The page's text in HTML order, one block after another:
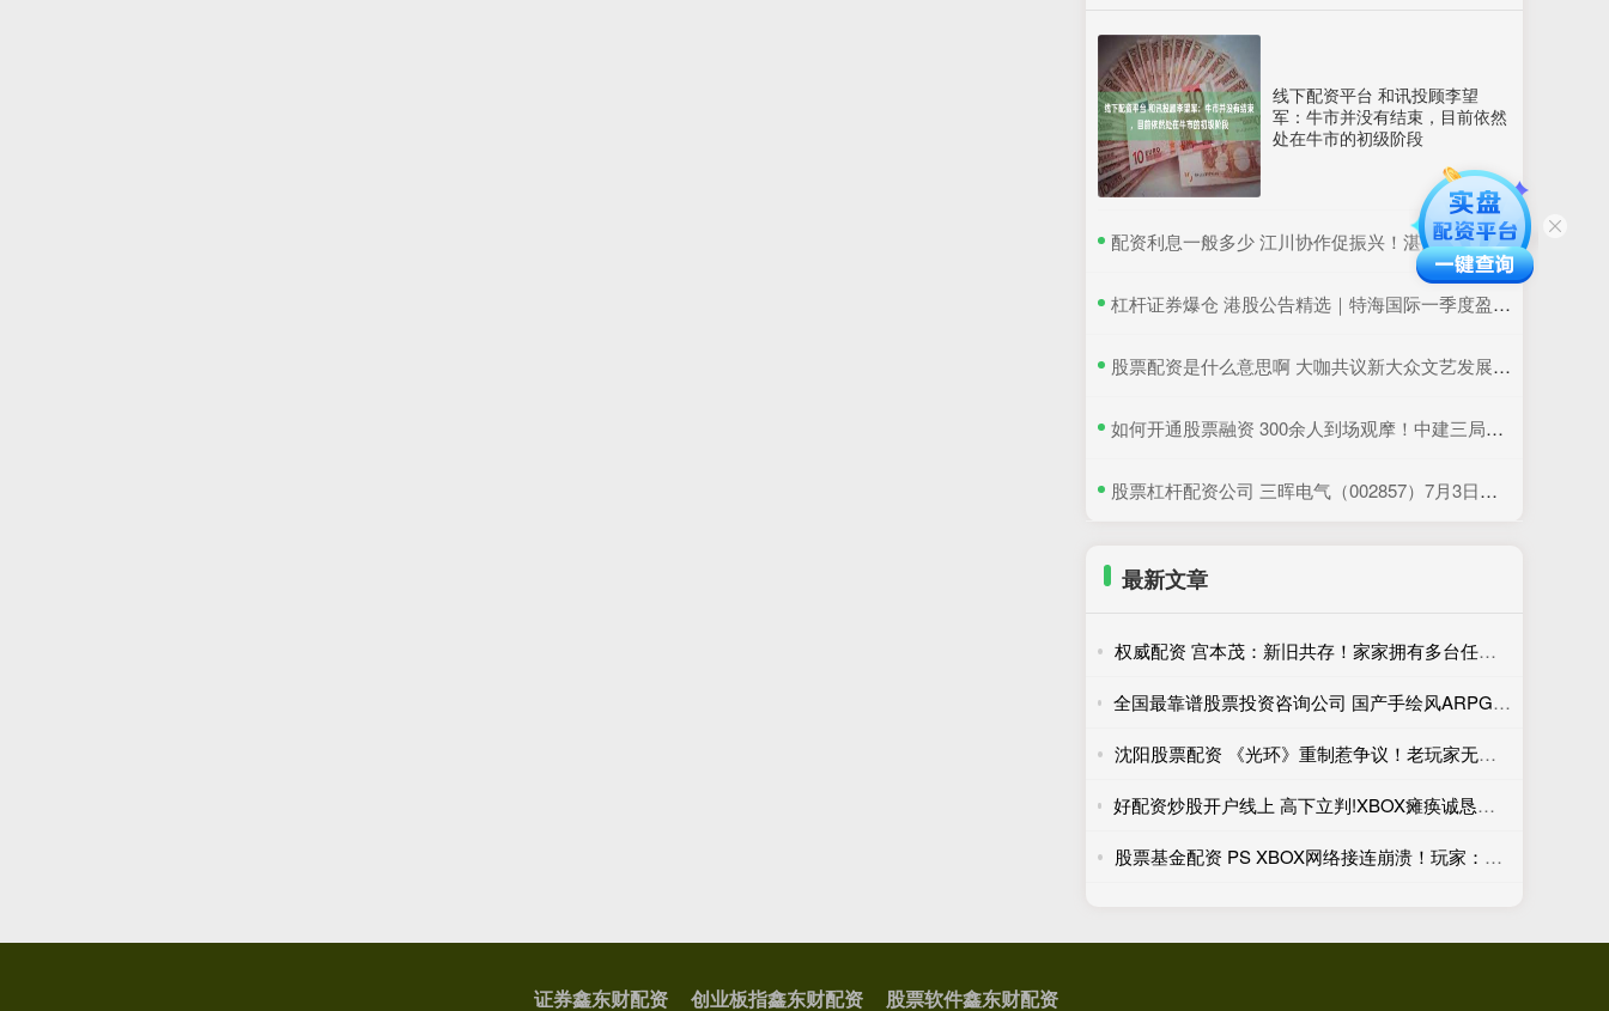
线下配资平台 和讯投顾李望
军：牛市并没有结束，目前依然
处在牛市的初级阶段
​配资利息一般多少 江川协作促振兴！湛江国联水产“粤桂协作帮扶车间”在吴川揭牌
​杠杆证券爆仓 港股公告精选｜特海国际一季度盈利同比降超6成 三一国际首季营收超66亿元
​股票配资是什么意思啊 大咖共议新大众文艺发展：如何更好地与时代同频共振
​如何开通股票融资 300余人到场观摩！中建三局这个项目为安全生产示范
​股票杠杆配资公司 三晖电气（002857）7月3日主力资金净卖出820.19万元
最新文章
权威配资 宫本茂：新旧共存！家家拥有多台任天堂主机或成常态
全国最靠谱股票投资咨询公司 国产手绘风ARPG新游明日发售！外媒：潜力与缺陷并存
沈阳股票配资 《光环》重制惹争议！老玩家无感 新玩家才是目标
好配资炒股开户线上 高下立判!XBOX瘫痪诚恳复盘整改 PSN宕机至今无回应
股票基金配资 PS XBOX网络接连崩溃！玩家：数字版游戏是个灾难
证券鑫东财配资 创业板指鑫东财配资 股票软件鑫东财配资